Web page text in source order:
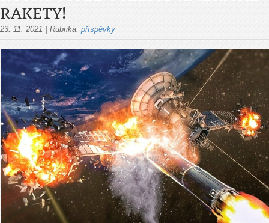
RAKETY!
23. 11. 2021 Rubrika: příspěvky